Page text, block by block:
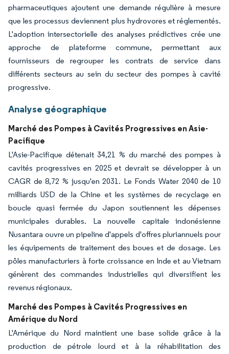
pharmaceutiques ajoutent une demande régulière à mesure
que les processus deviennent plus hydrovores et réglementés.
L'adoption intersectorielle des analyses prédictives crée une
approche de plateforme commune, permettant aux
fournisseurs de regrouper les contrats de service dans
différents secteurs au sein du secteur des pompes à cavité
progressive.
Analyse géographique
Marché des Pompes à Cavités Progressives en Asie-
Pacifique
L'Asie-Pacifique détenait 34,21 % du marché des pompes à
cavités progressives en 2025 et devrait se développer à un
CAGR de 8,72 % jusqu'en 2031. Le Fonds Water 2040 de 10
milliards USD de la Chine et les systèmes de recyclage en
boucle quasi fermée du Japon soutiennent les dépenses
municipales durables. La nouvelle capitale indonésienne
Nusantara ouvre un pipeline d'appels d'offres pluriannuels pour
les équipements de traitement des boues et de dosage. Les
pôles manufacturiers à forte croissance en Inde et au Vietnam
génèrent des commandes industrielles qui diversifient les
revenus régionaux.
Marché des Pompes à Cavités Progressives en
Amérique du Nord
L'Amérique du Nord maintient une base solide grâce à la
production de pétrole lourd et à la réhabilitation des